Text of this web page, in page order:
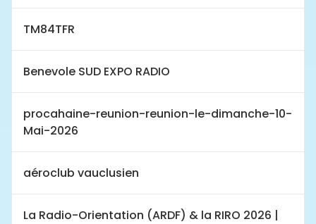
TM84TFR
Benevole SUD EXPO RADIO
procahaine-reunion-reunion-le-dimanche-10-
Mai-2026
aéroclub vauclusien
La Radio-Orientation (ARDF) & la RIRO 2026 |